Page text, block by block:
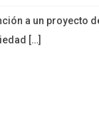
a un proyecto
[…]